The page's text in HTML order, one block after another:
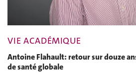
VIE ACADÉMIQUE
Antoine Flahault: retour sur douze
de santé globale